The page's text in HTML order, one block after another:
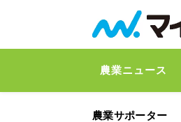
農業ニュース
農業サポーター